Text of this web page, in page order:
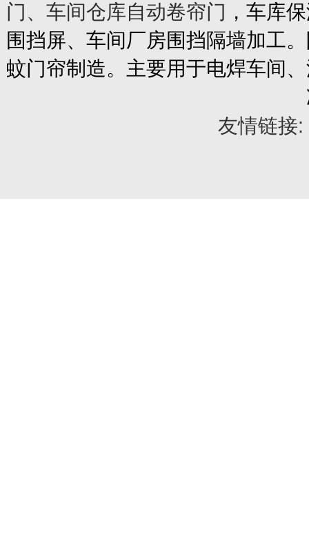
门、车间仓库自动卷帘门 ，车库
围挡屏、车间厂房围挡隔墙加工
蚊门帘制造。主要用于电焊车间
友情链接: